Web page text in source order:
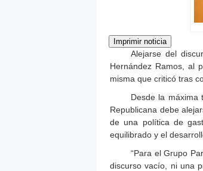
Alejarse del
Hernández Ramos, al
misma que criticó tras
Desde la máxima
Republicana debe
de una política de
equilibrado y el
“Para el Grupo
discurso vacío, ni una